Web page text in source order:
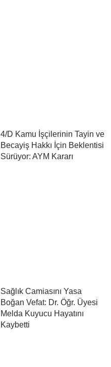
4/D Kamu İşçilerinin Tayin ve
Becayiş Hakkı İçin Beklentisi
Sürüyor: AYM Kararı
Sağlık Camiasını Yasa
Boğan Vefat: Dr. Öğr. Üyesi
Melda Kuyucu Hayatını
Kaybetti